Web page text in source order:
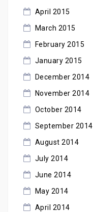
April 2015
March 2015
February 2015
January 2015
December 2014
November 2014
October 2014
September 2014
August 2014
July 2014
June 2014
May 2014
April 2014